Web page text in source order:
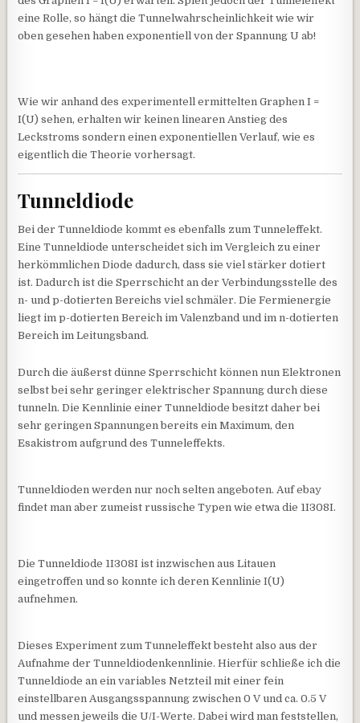
eine Rolle, so hängt die Tunnelwahrscheinlichkeit wie wir
oben gesehen haben exponentiell von der Spannung U ab!
Wie wir anhand des experimentell ermittelten Graphen I =
I(U) sehen, erhalten wir keinen linearen Anstieg des
Leckstroms sondern einen exponentiellen Verlauf, wie es
eigentlich die Theorie vorhersagt.
Tunneldiode
Bei der Tunneldiode kommt es ebenfalls zum Tunneleffekt.
Eine Tunneldiode unterscheidet sich im Vergleich zu einer
herkömmlichen Diode dadurch, dass sie viel stärker dotiert
ist. Dadurch ist die Sperrschicht an der Verbindungsstelle des
n- und p-dotierten Bereichs viel schmäler. Die Fermienergie
liegt im p-dotierten Bereich im Valenzband und im n-dotierten
Bereich im Leitungsband.
Durch die äußerst dünne Sperrschicht können nun Elektronen
selbst bei sehr geringer elektrischer Spannung durch diese
tunneln. Die Kennlinie einer Tunneldiode besitzt daher bei
sehr geringen Spannungen bereits ein Maximum, den
Esakistrom aufgrund des Tunneleffekts.
Tunneldioden werden nur noch selten angeboten. Auf ebay
findet man aber zumeist russische Typen wie etwa die 1I308I.
Die Tunneldiode 1I308I ist inzwischen aus Litauen
eingetroffen und so konnte ich deren Kennlinie I(U)
aufnehmen.
Dieses Experiment zum Tunneleffekt besteht also aus der
Aufnahme der Tunneldiodenkennlinie. Hierfür schließe ich die
Tunneldiode an ein variables Netzteil mit einer fein
einstellbaren Ausgangsspannung zwischen 0 V und ca. 0.5 V
und messen jeweils die U/I-Werte. Dabei wird man feststellen,